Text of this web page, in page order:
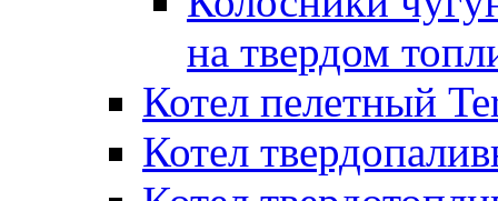
на твердом
Котел пелетный
Котел